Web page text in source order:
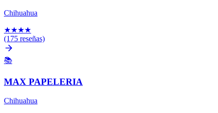
Chihuahua
★★★★
(175 reseñas)
📚
MAX PAPELERIA
Chihuahua